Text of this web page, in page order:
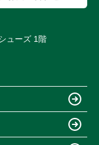
ューズ 1階